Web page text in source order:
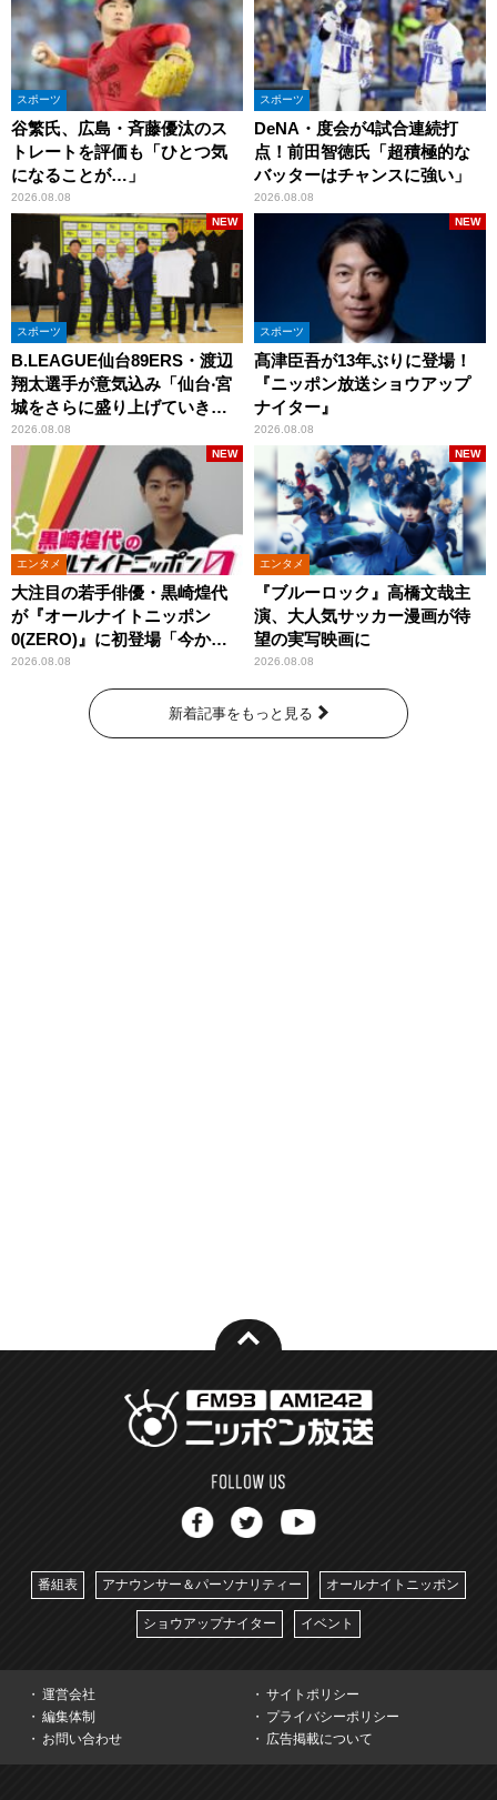
スポーツ
谷繁氏、広島・斉藤優汰のス
トレートを評価も「ひとつ気
になることが…」
2026.08.08
スポーツ
DeNA・度会が4試合連続打
点！前田智徳氏「超積極的な
バッターはチャンスに強い」
2026.08.08
スポーツ
B.LEAGUE仙台89ERS・渡辺
翔太選手が意気込み「仙台‧宮
城をさらに盛り上げていきた
いです」
2026.08.08
NEW
スポーツ
髙津臣吾が13年ぶりに登場！
『ニッポン放送ショウアップ
ナイター』
2026.08.08
NEW
エンタメ
大注目の若手俳優・黒崎煌代
が『オールナイトニッポン
0(ZERO)』に初登場「今から
とてもワクワクしておりま
2026.08.08
NEW
エンタメ
『ブルーロック』高橋文哉主
演、大人気サッカー漫画が待
望の実写映画に
2026.08.08
NEW
新着記事をもっと見る
番組表 アナウンサー＆パーソナリティー オールナイトニッポン
ショウアップナイター イベント
運営会社
サイトポリシー
編集体制
プライバシーポリシー
お問い合わせ
広告掲載について